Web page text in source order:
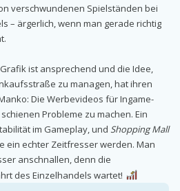
verschwundenen Spielständen bei
– ärgerlich, wenn man gerade richtig
ist ansprechend und die Idee,
zu managen, hat ihren
Die Werbevideos für Ingame-
Probleme zu machen. Ein
im Gameplay, und Shopping Mall
ein echter Zeitfresser werden. Man
anschnallen, denn die
des Einzelhandels wartet!